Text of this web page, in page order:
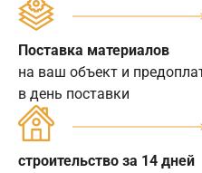
Поставка материалов
на ваш объект и
в день поставки
строительство за 14 дней